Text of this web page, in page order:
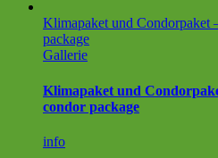
Klimapaket und Condorpaket
package
Gallerie
Klimapaket und
condor package
info